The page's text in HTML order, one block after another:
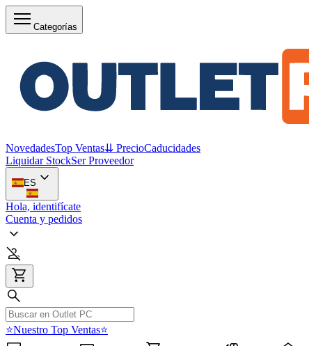
Categorías
NovedadesTop Ventas⇊ PrecioCaducidades
Liquidar StockSer Proveedor
ES
Hola, identifícate
Cuenta y pedidos
⭐Nuestro Top Ventas⭐